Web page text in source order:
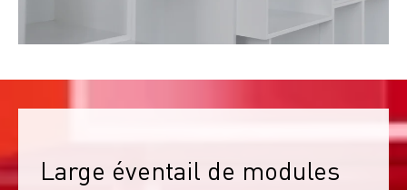
Large éventail de modules